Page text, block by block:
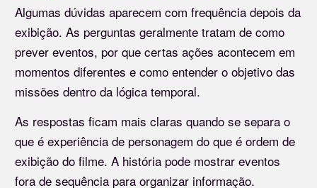
Algumas dúvidas aparecem com frequência depois da
exibição. As perguntas geralmente tratam de como
prever eventos, por que certas ações acontecem em
momentos diferentes e como entender o objetivo das
missões dentro da lógica temporal.
As respostas ficam mais claras quando se separa o
que é experiência de personagem do que é ordem de
exibição do filme. A história pode mostrar eventos
fora de sequência para organizar informação.